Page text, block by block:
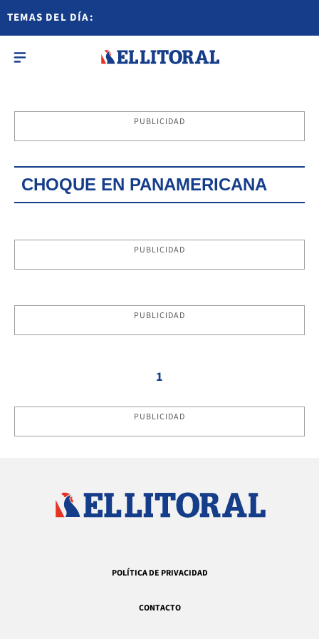
TEMAS DEL DÍA:
PUBLICIDAD
CHOQUE EN PANAMERICANA
PUBLICIDAD
PUBLICIDAD
1
PUBLICIDAD
POLÍTICA DE PRIVACIDAD
CONTACTO